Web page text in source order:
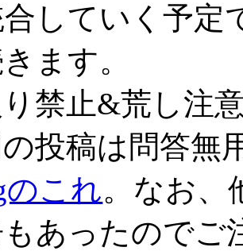
していく予定
ます。
り禁止&荒し注
投稿は問答無
これ。なお、
あったのでご